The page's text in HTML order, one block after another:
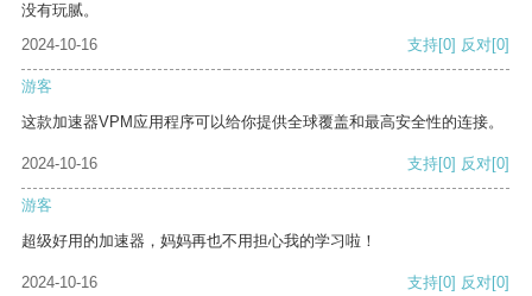
没有玩腻。
2024-10-16
支持[0] 反对[0]
游客
这款加速器VPM应用程序可以给你提供全球覆盖和最高安全性的连接。
2024-10-16 支持[0] 反对[0]
游客
超级好用的加速器，妈妈再也不用担心我的学习啦！
2024-10-16 支持[0] 反对[0]